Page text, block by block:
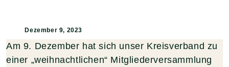
Dezember 9, 2023
Am 9. Dezember hat sich unser Kreisverband zu
einer „weihnachtlichen“ Mitgliederversammlung